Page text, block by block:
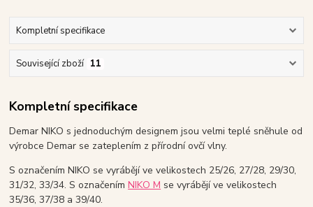
Kompletní specifikace
Související zboží 11
Kompletní specifikace
Demar NIKO s jednoduchým designem jsou velmi teplé sněhule od
výrobce Demar se zateplením z přírodní ovčí vlny.
S označením NIKO se vyrábějí ve velikostech 25/26, 27/28, 29/30,
31/32, 33/34. S označenímNIKO M se vyrábějí ve velikostech
35/36, 37/38 a 39/40.